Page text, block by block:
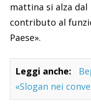
mattina si alza
contributo al
Paese».
Leggi anche:
«Slogan nei